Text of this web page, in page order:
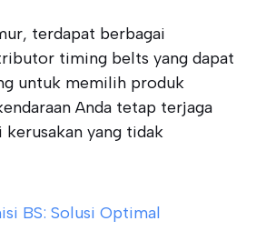
terdapat berbagai
timing belts yang dapat
untuk memilih produk
Anda tetap terjaga
yang tidak
BS: Solusi Optimal